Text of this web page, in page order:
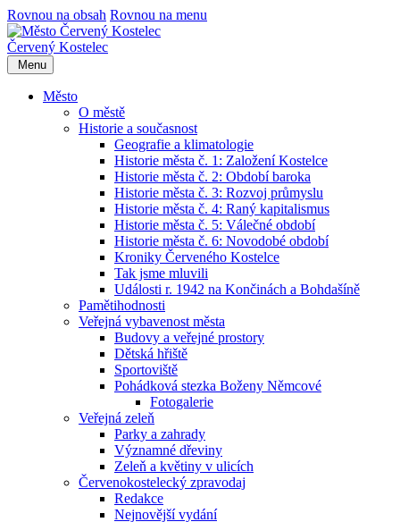
Rovnou na obsah Rovnou na menu
Červený Kostelec
Menu
Město
O městě
Historie a současnost
Geografie a klimatologie
Historie města č. 1: Založení Kostelce
Historie města č. 2: Období baroka
Historie města č. 3: Rozvoj průmyslu
Historie města č. 4: Raný kapitalismus
Historie města č. 5: Válečné období
Historie města č. 6: Novodobé období
Kroniky Červeného Kostelce
Tak jsme mluvili
Události r. 1942 na Končinách a Bohdašíně
Pamětihodnosti
Veřejná vybavenost města
Budovy a veřejné prostory
Dětská hřiště
Sportoviště
Pohádková stezka Boženy Němcové
Fotogalerie
Veřejná zeleň
Parky a zahrady
Významné dřeviny
Zeleň a květiny v ulicích
Červenokostelecký zpravodaj
Redakce
Nejnovější vydání